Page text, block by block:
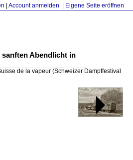
Account anmelden Eigene Seite eröffnen
sanften Abendlicht in
de la vapeur (Schweizer Dampffestival